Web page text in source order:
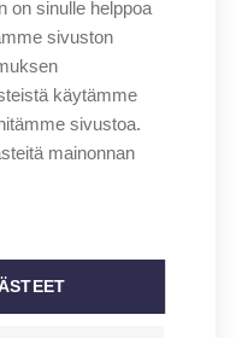
on sinulle helppoa
sivuston
käytämme
sivustoa.
mainonnan